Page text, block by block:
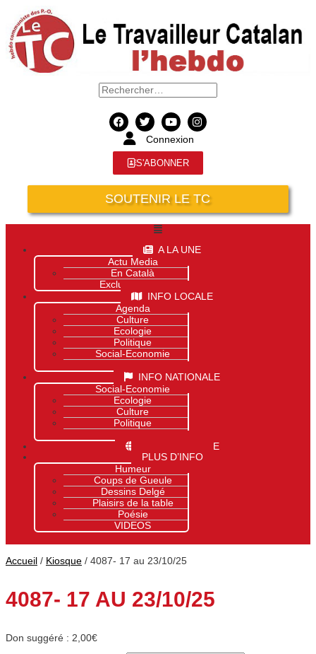
Connexion
S'ABONNER
SOUTENIR LE TC
A LA UNE
Actu Media
En Català
Exclusivité Site
INFO LOCALE
Agenda
Culture
Ecologie
Politique
Social-Economie
INFO NATIONALE
Social-Economie
Ecologie
Culture
Politique
INFO MONDIALE
PLUS D’INFO
Humeur
Coups de Gueule
Dessins Delgé
Plaisirs de la table
Poésie
VIDEOS
Accueil / Kiosque / 4087- 17 au 23/10/25
4087- 17 AU 23/10/25
Don suggéré : 2,00€